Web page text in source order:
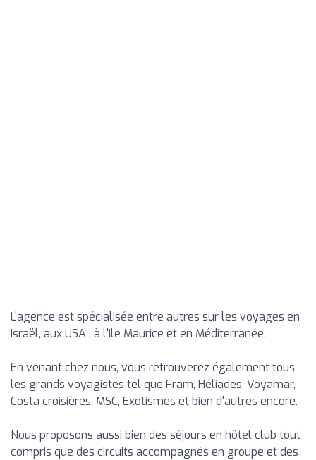
L'agence est spécialisée entre autres sur les voyages en
Israël, aux USA , à l'Ile Maurice et en Méditerranée.
En venant chez nous, vous retrouverez également tous
les grands voyagistes tel que Fram, Héliades, Voyamar,
Costa croisières, MSC, Exotismes et bien d'autres encore.
Nous proposons aussi bien des séjours en hôtel club tout
compris que des circuits accompagnés en groupe et des